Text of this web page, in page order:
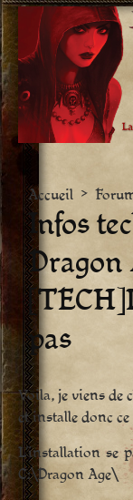
Aller
vers
le
contenu
Accueil >
Infos
Dragon
pas
Voila, je viens de
et installe donc
L’installation se
C:\Dragon Age\